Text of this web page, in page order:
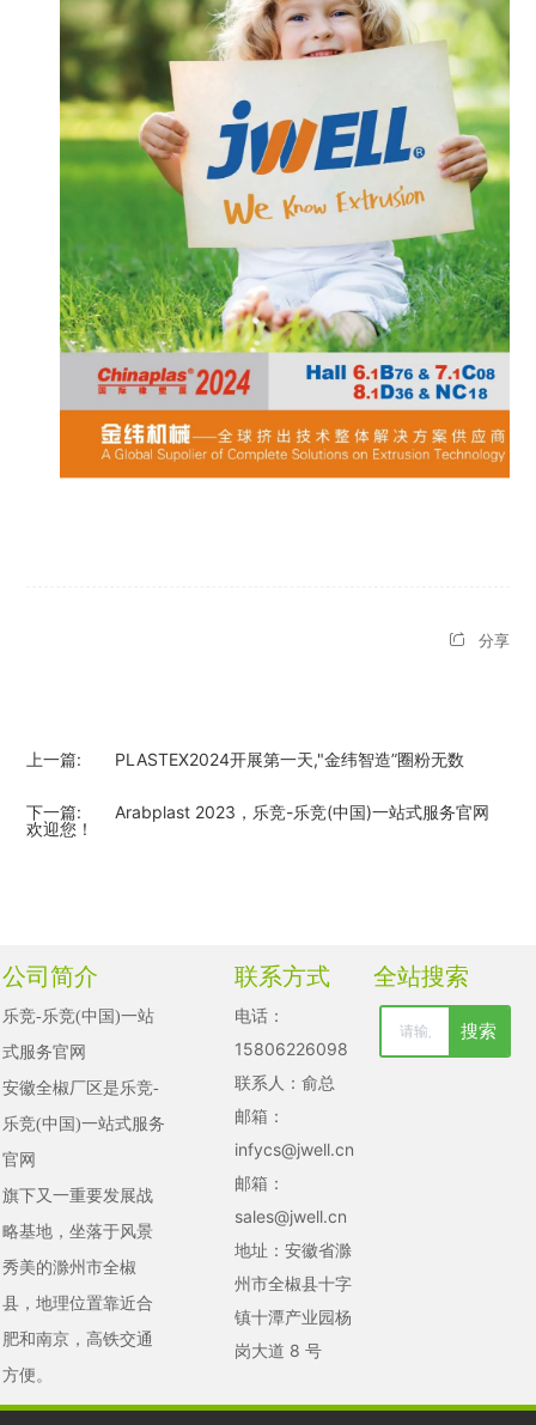
分享
上一篇: PLASTEX2024开展第一天,"金纬智造”圈粉无数
下一篇:
Arabplast 2023，乐竞-乐竞(中国)一站式服务官网
欢迎您！
公司简介
乐竞-乐竞(中国)一站
式服务官网
安徽全椒厂区是乐竞-
乐竞(中国)一站式服务
官网
旗下又一重要发展战
略基地，坐落于风景
秀美的滁州市全椒
县，地理位置靠近合
肥和南京，高铁交通
方便。
联系方式
电话：
15806226098
联系人：俞总
邮箱：
infycs@jwell.cn
邮箱：
sales@jwell.cn
地址：安徽省滁
州市全椒县十字
镇十潭产业园杨
岗大道 8 号
全站搜索
搜索
清空记录
历史记录